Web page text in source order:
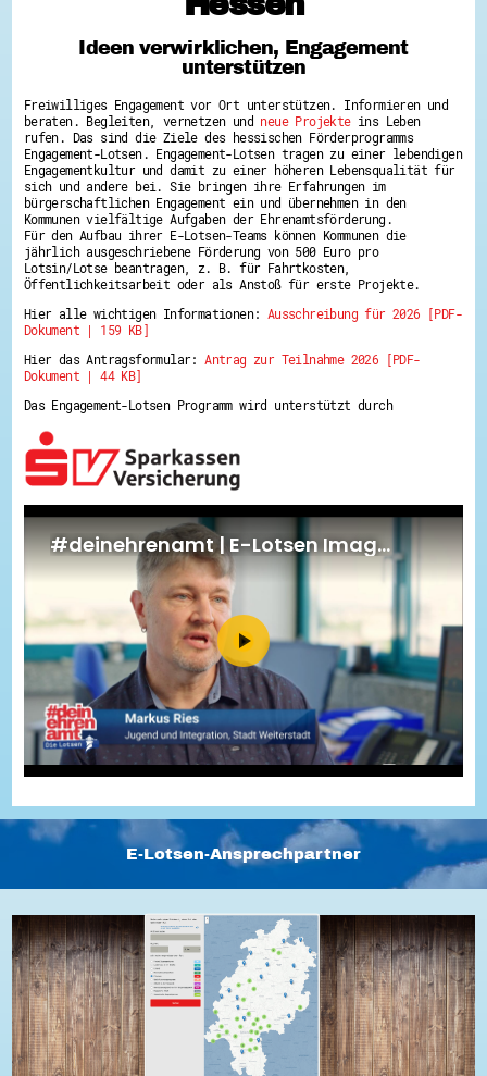
Hessen hilft Ukraine
Zeig uns dein Ehrenamt
Wettbewerb | Trikotwettbewerb
Wettbewerb | 80 Jahre Hessen - Engagement
mit Herz
8 Vereine x 80 Jahre x 1.000 €
Ausgezeichnete Projekte
Menschen des Respekts
SHARE IT: Teile deine Infos!
Gestalte dein Ehrenamt
Ehrenamts-Card Hessen
Engagement-Lotsen
Crowdfunding - Viele schaffen mehr
Ehrentag
Hessen engagiert - Digitale Themenabende
Kompetenznachweis Hessen
Service-Learning
Mach dich schlau
GEMA-Pakt
Di@-Lotsen in Hessen
Energiepreiskrise und Ehrenamt
Flüchtlingshilfe + Integration
Generationsübergreifend aktiv
Patenschaftsprojekte
Qualifizierung & Fortbildung
Stiftungen
Vereine, Spenden, Steuern - Gut zu Wissen
Versicherungsschutz
Wissenswertes rund um dein Ehrenamt
Zahlen, Daten, Fakten aus Hessen
Service
Suche
Downloads
Kontakt
Impressum
Barriere melden
Ideen verwirklichen, Engagement
unterstützen
Freiwilliges Engagement vor Ort unterstützen. Informieren und
beraten. Begleiten, vernetzen und neue Projekteins Leben
rufen. Das sind die Ziele des hessischen Förderprogramms
Engagement-Lotsen. Engagement-Lotsen tragen zu einer lebendigen
Engagementkultur und damit zu einer höheren Lebensqualität für
sich und andere bei. Sie bringen ihre Erfahrungen im
bürgerschaftlichen Engagement ein und übernehmen in den
Kommunen vielfältige Aufgaben der Ehrenamtsförderung.
Für den Aufbau ihrer E-Lotsen-Teams können Kommunen die
jährlich ausgeschriebene Förderung von 500 Euro pro
Lotsin/Lotse beantragen, z. B. für Fahrtkosten,
Öffentlichkeitsarbeit oder als Anstoß für erste Projekte.
Hier alle wichtigen Informationen: Ausschreibung für 2026 [PDF-
Dokument | 159 KB]
Hier das Antragsformular:Antrag zur Teilnahme 2026 [PDF-
Dokument | 44 KB]
Das Engagement-Lotsen Programm wird unterstützt durch
E-Lotsen-Ansprechpartner